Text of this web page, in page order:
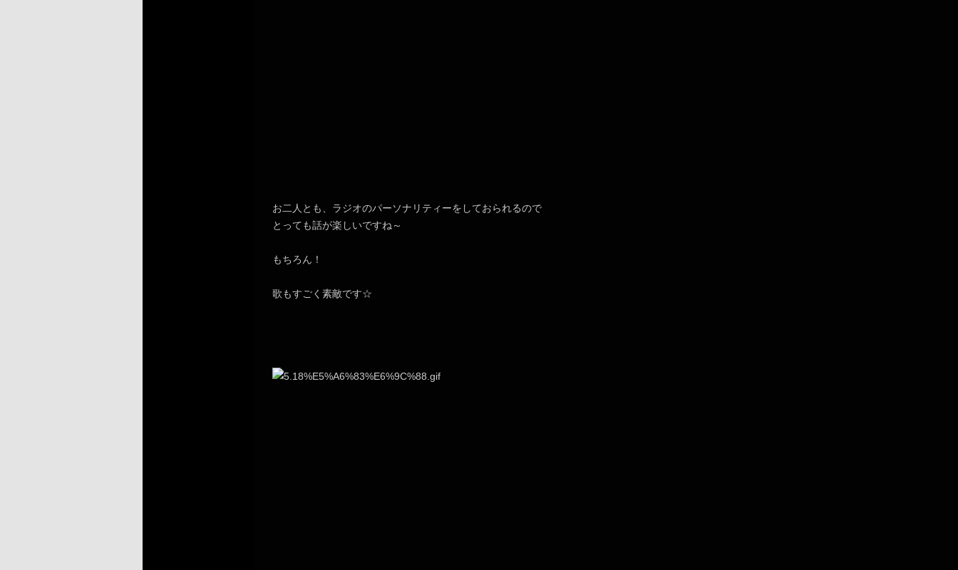
お二人とも、ラジオのパーソナリティーをしておられるので
とっても話が楽しいですね～
もちろん！
歌もすごく素敵です☆